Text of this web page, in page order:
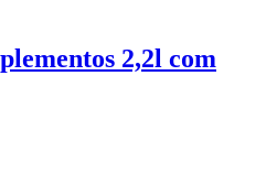
2,2l com